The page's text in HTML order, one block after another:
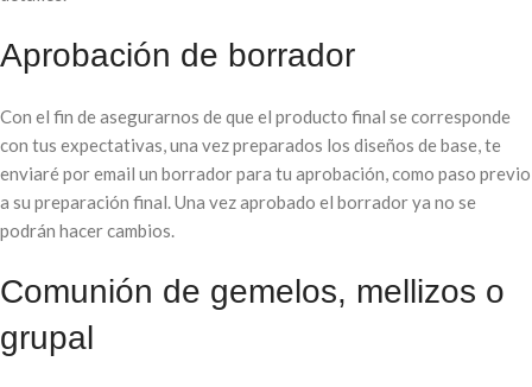
Aprobación de borrador
Con el fin de asegurarnos de que el producto final se corresponde
con tus expectativas, una vez preparados los diseños de base, te
enviaré por email un borrador para tu aprobación, como paso previo
a su preparación final. Una vez aprobado el borrador ya no se
podrán hacer cambios.
Comunión de gemelos, mellizos o
grupal